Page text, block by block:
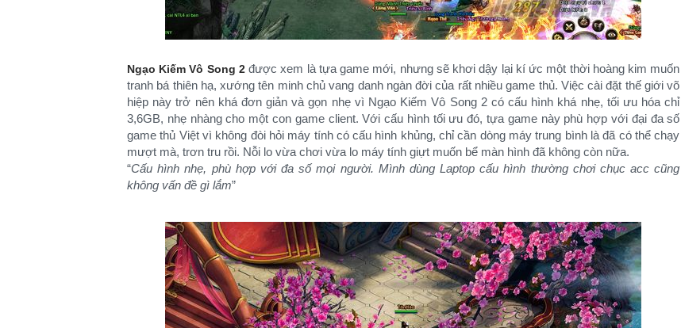
Ngạo Kiếm Vô Song 2được xem là tựa game mới, nhưng sẽ khơi dậy lại kí ức một thời hoàng kim muốn
tranh bá thiên hạ, xướng tên minh chủ vang danh ngàn đời của rất nhiều game thủ. Việc cài đặt thế giới võ
hiệp này trở nên khá đơn giản và gọn nhẹ vì Ngạo Kiếm Vô Song 2 có cấu hình khá nhẹ, tối ưu hóa chỉ
3,6GB, nhẹ nhàng cho một con game client. Với cấu hình tối ưu đó, tựa game này phù hợp với đại đa số
game thủ Việt vì không đòi hỏi máy tính có cấu hình khủng, chỉ cần dòng máy trung bình là đã có thể chạy
mượt mà, trơn tru rồi. Nỗi lo vừa chơi vừa lo máy tính giựt muốn bể màn hình đã không còn nữa.
“Cấu hình nhẹ, phù hợp với đa số mọi người. Mình dùng Laptop cấu hình thường chơi chục acc cũng
không vấn đề gì lắm”